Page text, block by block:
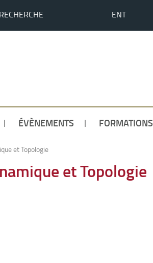
RECHERCHE ENT
ÉVÈNEMENTS FORMATIONS
et Topologie
et Topologie